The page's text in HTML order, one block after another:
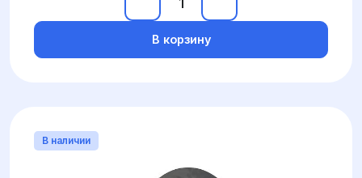
В корзину
В наличии